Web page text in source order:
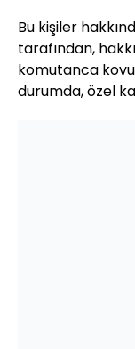
Bu kişiler
tarafından,
komutanca
durumda, özel